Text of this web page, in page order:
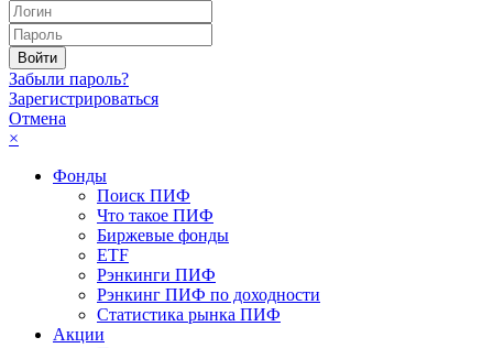
Забыли пароль?
Зарегистрироваться
Отмена
×
Фонды
Поиск ПИФ
Что такое ПИФ
Биржевые фонды
ETF
Рэнкинги ПИФ
Рэнкинг ПИФ по доходности
Статистика рынка ПИФ
Акции